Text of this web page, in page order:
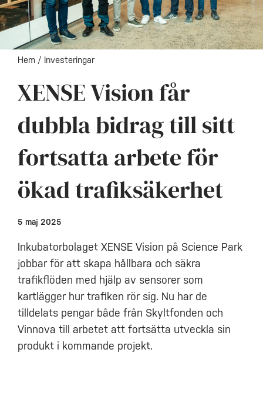
Hem / Investeringar
XENSE Vision får
dubbla bidrag till sitt
fortsatta arbete för
ökad trafiksäkerhet
5 maj 2025
Inkubatorbolaget XENSE Vision på Science Park
jobbar för att skapa hållbara och säkra
trafikflöden med hjälp av sensorer som
kartlägger hur trafiken rör sig. Nu har de
tilldelats pengar både från Skyltfonden och
Vinnova till arbetet att fortsätta utveckla sin
produkt i kommande projekt.